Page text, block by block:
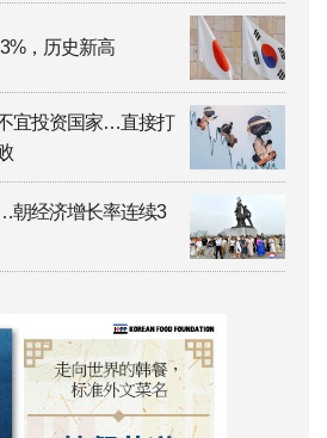
，历史新高
宜投资国家…直接打
朝经济增长率连续3